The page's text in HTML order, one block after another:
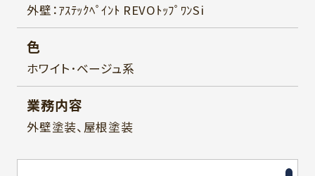
外壁：ｱｽﾃｯｸﾍﾟｲﾝﾄ REVOﾄｯﾌﾟﾜﾝSi
色
ホワイト･ベージュ系
業務内容
外壁塗装、屋根塗装